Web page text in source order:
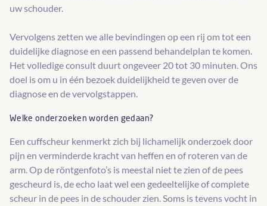
uw schouder.
Vervolgens zetten we alle bevindingen op een rij om tot een
duidelijke diagnose en een passend behandelplan te komen.
Het volledige consult duurt ongeveer 20 tot 30 minuten. Ons
doel is om u in één bezoek duidelijkheid te geven over de
diagnose en de vervolgstappen.
Welke onderzoeken worden gedaan?
Een cuffscheur kenmerkt zich bij lichamelijk onderzoek door
pijn en verminderde kracht van heffen en of roteren van de
arm. Op de röntgenfoto’s is meestal niet te zien of de pees
gescheurd is, de echo laat wel een gedeeltelijke of complete
scheur in de pees in de schouder zien. Soms is tevens vocht in